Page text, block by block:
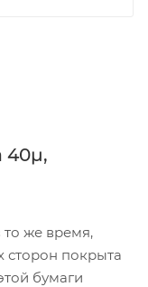
40µ,
то же время,
сторон покрыта
бумаги